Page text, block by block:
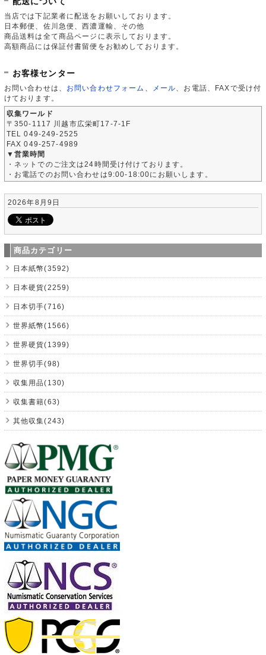
当店では下記業者に配送をお願いしております。
日本郵便、佐川急便、西濃運輸、その他
商品送料は全て商品ページに表示しております。
高額商品には保証付書留便をお勧めしております。
お客様センター
お問い合わせは、 お問い合わせフォーム メール 、お電話、FAXで受け付
けております。
収集ワールド
〒350-1117 川越市広栄町17-7-1F
TEL 049-249-2525
FAX 049-257-4989
▼営業時間
・ネットでのご注文は24時間受け付けております。
・お電話でのお問い合わせは9:00-18:00にお願いします。
2026年8月9日
商品カテゴリー
日本紙幣(3592)
日本硬貨(2259)
日本切手(716)
世界紙幣(1566)
世界硬貨(1399)
世界切手(98)
収集用品(130)
収集書籍(63)
其他収集(243)